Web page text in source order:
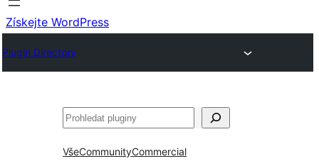
Získejte WordPress
Plugin Directory
Hledat
VšeCommunityCommercial